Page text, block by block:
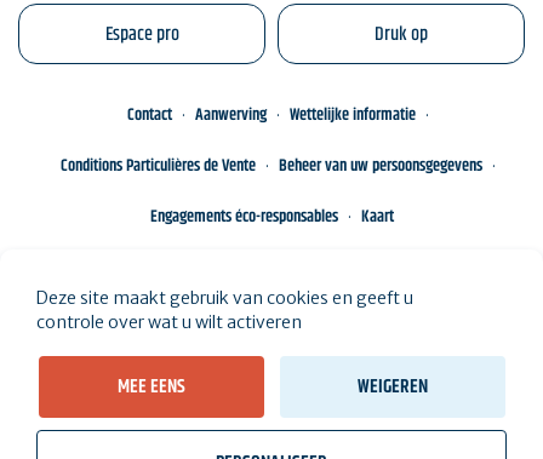
Espace pro Druk op
Contact Aanwerving
Wettelijke informatie
Conditions Particulières de Vente
Beheer van uw persoonsgegevens
Engagements éco-responsables
Kaart
Deze site maakt gebruik van cookies en geeft u
controle over wat u wilt activeren
MEE EENS WEIGEREN